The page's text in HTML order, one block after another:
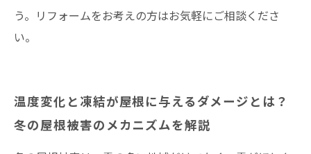
う。リフォームをお考えの方はお気軽にご相談くださ
い。
温度変化と凍結が屋根に与えるダメージとは？
冬の屋根被害のメカニズムを解説